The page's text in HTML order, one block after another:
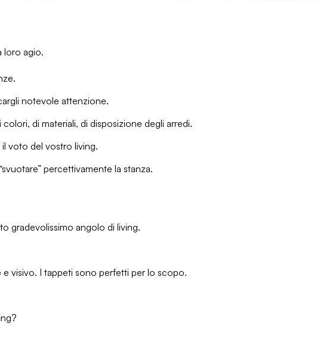
loro agio.
notevole attenzione.
di materiali, di disposizione degli arredi.
voto del vostro living.
percettivamente la stanza.
gradevolissimo angolo di living.
visivo. I tappeti sono perfetti per lo scopo.